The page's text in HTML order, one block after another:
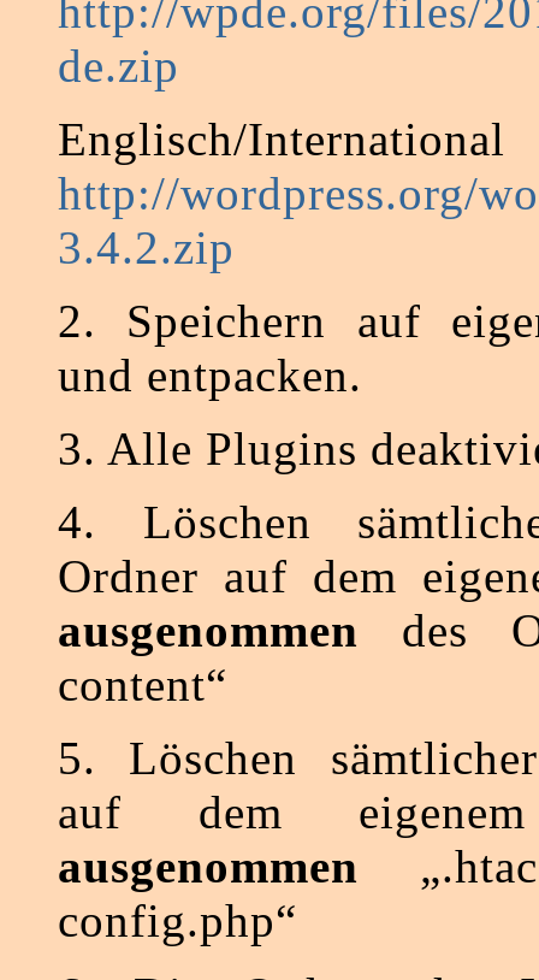
http://wpde.org/files/
de.zip
Englisch/International
http://wordpress.org/
3.4.2.zip
2. Speichern auf
und entpacken.
3. Alle Plugins
4. Löschen
Ordner auf dem
ausgenommen des
content“
5. Löschen
auf dem eigenem
ausgenommen
config.php“